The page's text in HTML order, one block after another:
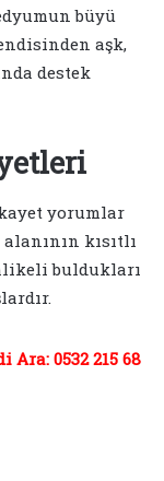
büyü
aşk,
destek
yorumlar
kısıtlı
buldukları
0532 215 68